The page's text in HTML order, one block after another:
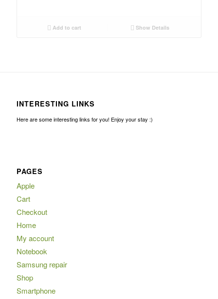
Add to cart Show Details
INTERESTING LINKS
Here are some interesting links for you! Enjoy your stay :)
PAGES
Apple
Cart
Checkout
Home
My account
Notebook
Samsung repair
Shop
Smartphone